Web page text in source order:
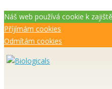
Náš web používá cookie k
Příjímám cookies
Odmítám cookies